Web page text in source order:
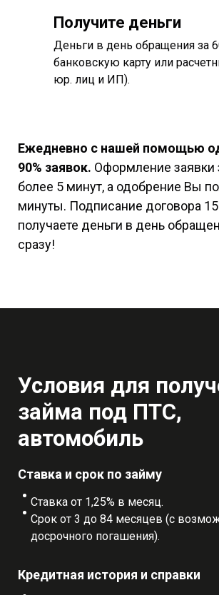
Получите деньги
Деньги в день обращения за
банковскую карту или
юр. лиц и ИП).
Ежедневно с нашей помощью
90% заявок. Оформление заявки
более 5 минут, а одобрение Вы
минуты. Подписание договора
получаете деньги в день
сразу!
Условия для
займа под ПТС,
автомобиль
Ставка и срок по займу
Ставка от 1,25% в месяц.
Срок от 3 до 84 месяцев (с
досрочного погашения).
Кредитная история и справки